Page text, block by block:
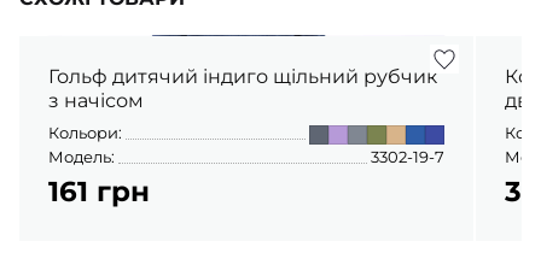
Гольф дитячий індиго щільний рубчик
з начісом
Кольори:
Модель:
3302-19-7
161 грн